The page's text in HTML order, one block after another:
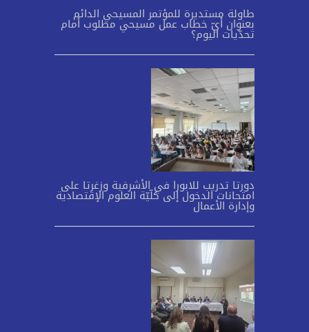
طاولة مستديرة للمؤتمر المسيحي الدائم
بعنوان أيّ خطاب عمل مسيحي مطلوب أمام
تحدّيات اليوم؟
دورتا تدريب للابورا في الأشرفية وزغرتا على
امتحانات الدخول إلى كلّيّة العلوم الإقتصادية
وإدارة الأعمال